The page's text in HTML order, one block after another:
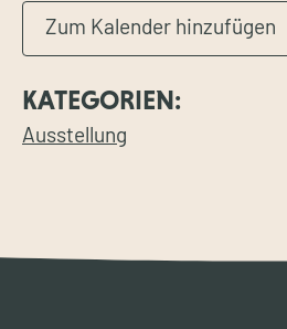
Zum Kalender hinzufügen
KATEGORIEN:
Ausstellung